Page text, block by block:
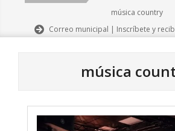
música country
Correo municipal | Inscríbete y
música